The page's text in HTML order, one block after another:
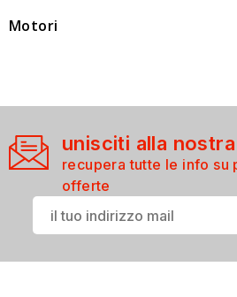
Motori
unisciti alla
recupera tutte le info su
offerte